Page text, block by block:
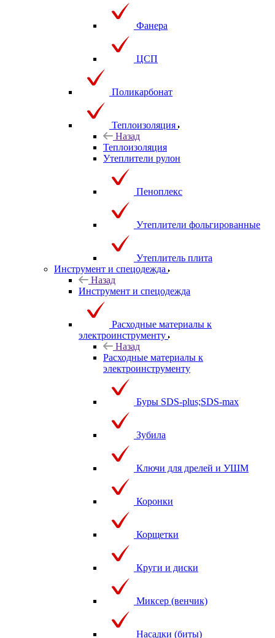
Фанера
ЦСП
Поликарбонат
Теплоизоляция
Назад
Теплоизоляция
Утеплители рулон
Пеноплекс
Утеплители фольгированные
Утеплитель плита
Инструмент и спецодежда
Назад
Инструмент и спецодежда
Расходные материалы к
электроинструменту
Назад
Расходные материалы к
электроинструменту
Буры SDS-plus;SDS-max
Зубила
Ключи для дрелей и УШМ
Коронки
Корщетки
Круги и диски
Миксер (венчик)
Насадки (биты)